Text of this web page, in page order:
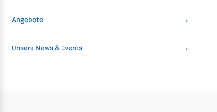
Angebote
Unsere News & Events